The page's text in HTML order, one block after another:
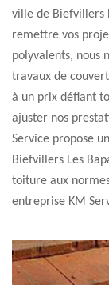
ville de Biefvillers
remettre vos
polyvalents, nous
travaux de
à un prix défiant
ajuster nos
Service propose
Biefvillers Les
toiture aux
entreprise KM